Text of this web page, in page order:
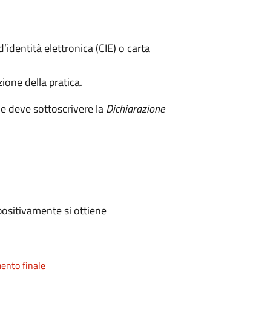
elettronica (CIE) o carta
della pratica.
deve sottoscrivere laDichiarazione
si ottiene
finale